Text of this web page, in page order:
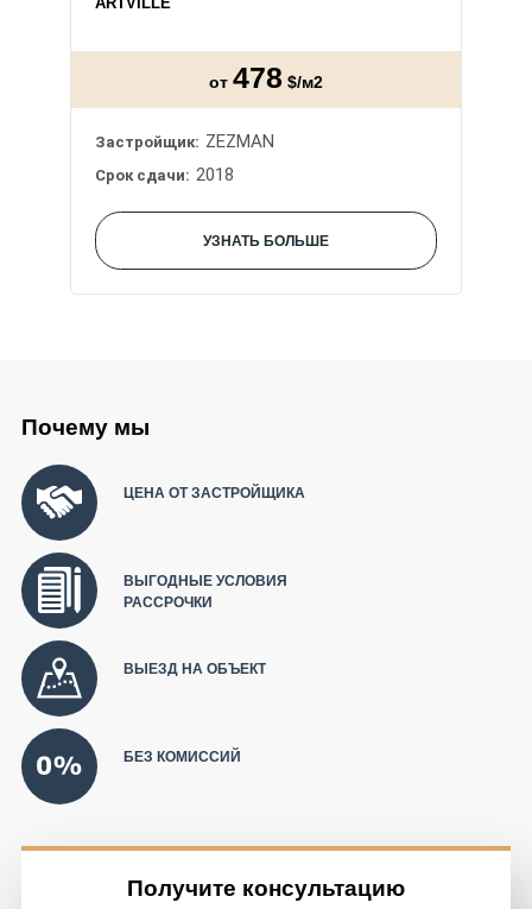
от 478 $/м2
Застройщик: ZEZMAN
Срок сдачи: 2018
УЗНАТЬ БОЛЬШЕ
Почему мы
ЦЕНА ОТ ЗАСТРОЙЩИКА
ВЫГОДНЫЕ УСЛОВИЯ
РАССРОЧКИ
ВЫЕЗД НА ОБЪЕКТ
БЕЗ КОМИССИЙ
Получите консультацию